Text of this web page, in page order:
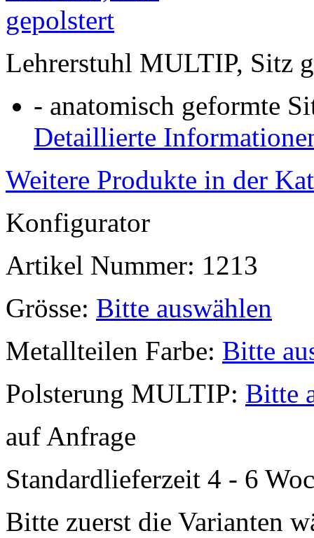
Lehrerstuhl MULTIP, Sitz
- anatomisch geformte
Detaillierte
Weitere Produkte in der
Konfigurator
Artikel Nummer: 1213
Grösse: Bitte auswählen
Metallteilen Farbe: Bitte
Polsterung MULTIP: Bitte
auf Anfrage
Standardlieferzeit 4 - 6
Bitte zuerst die Varianten